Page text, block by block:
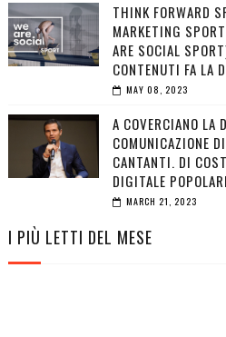
THINK FORWARD
MARKETING
ARE SOCIAL
CONTENUTI FA LA
MAY 08, 2023
A COVERCIANO LA
COMUNICAZIONE
CANTANTI. DI
DIGITALE
MARCH 21, 2023
I PIÙ LETTI DEL MESE